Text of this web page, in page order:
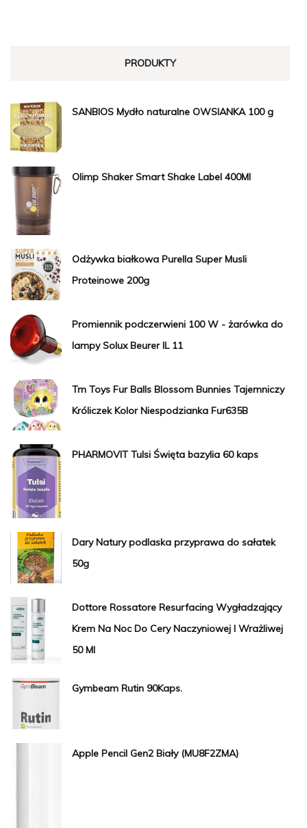
PRODUKTY
SANBIOS Mydło naturalne OWSIANKA 100 g
Olimp Shaker Smart Shake Label 400Ml
Odżywka białkowa Purella Super Musli
Proteinowe 200g
Promiennik podczerwieni 100 W - żarówka do
lampy Solux Beurer IL 11
Tm Toys Fur Balls Blossom Bunnies Tajemniczy
Króliczek Kolor Niespodzianka Fur635B
PHARMOVIT Tulsi Święta bazylia 60 kaps
Dary Natury podlaska przyprawa do sałatek
50g
Dottore Rossatore Resurfacing Wygładzający
Krem Na Noc Do Cery Naczyniowej I Wrażliwej
50 Ml
Gymbeam Rutin 90Kaps.
Apple Pencil Gen2 Biały (MU8F2ZMA)